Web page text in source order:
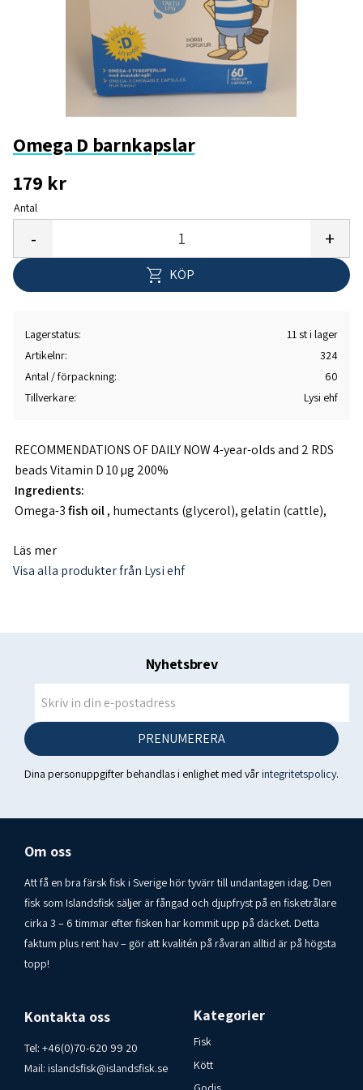
Omega D barnkapslar
179 kr
Antal
+
-
KÖP
Lagerstatus
11 st i lager
Artikelnr
324
Antal / förpackning
60
Tillverkare
Lysi ehf
RECOMMENDATIONS OF DAILY NOW4-year-olds and 2 RDS
beadsVitamin D 10 µg 200%
Ingredients:
Omega-3fish oil, humectants (glycerol), gelatin (cattle),
powder
(colecalciferol).
2 beads
Total Omega-3 400 mg
EPA 190 mg
DHA 120 mg
The Health Directorate recommends 10 µg of vitamin D per
day for children under 10 years, 15 µg for 10-70 years and 20
µg for 71 years and older.
Ursprungsland: Island - Produkt
från Lýsi ehf
Förvaringsförhållanden: Bäst lagras på en torr, sval plats
Konsumentkontakt Islandsfisk i Varberg AB 00-46-70-
Läs mer
Visa alla produkter från Lysi ehf
Nyhetsbrev
PRENUMERERA
Dina personuppgifter behandlas i enlighet med vårintegritetspolicy.
Om oss
Att få en bra färsk fisk i Sverige hör tyvärr till undantagen idag. Den
fisk som Islandsfisk säljer är fångad och djupfryst på en fisketrålare
cirka 3 – 6 timmar efter fisken har kommit upp på däcket. Detta
faktum plus rent hav – gör att kvalitén på råvaran alltid är på högsta
topp!
Kontakta oss
Tel: +46(0)70-620 99 20
Mail: islandsfisk@islandsfisk.se
Kategorier
Fisk
Kött